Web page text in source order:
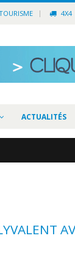
4X4
ACTUALITÉS